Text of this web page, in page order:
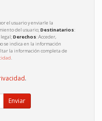
el usuario y enviarle la
del usuario;Destinatarios:
Derechos: Acceder,
se indica en la información
la información completa de
.
.
Enviar